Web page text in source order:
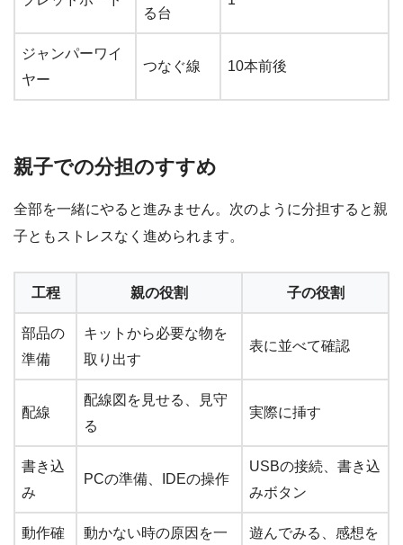
る台
ジャンパーワイ
ヤー
つなぐ線 10本前後
親子での分担のすすめ
全部を一緒にやると進みません。次のように分担すると親
子ともストレスなく進められます。
工程 親の役割 子の役割
部品の
準備
キットから必要な物を
取り出す
表に並べて確認
配線
配線図を見せる、見守
る
実際に挿す
書き込
み
PCの準備、IDEの操作
USBの接続、書き込
みボタン
動作確
動かない時の原因を一
遊んでみる、感想を